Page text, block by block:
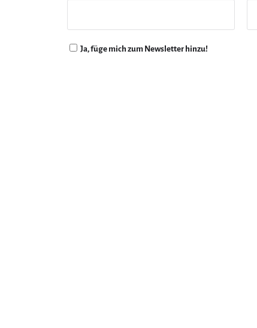
Ja, füge mich zum Newsletter hinzu!